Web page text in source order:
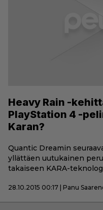
Heavy Rain -
PlayStation 4 -
Karan?
Quantic Dreamin
yllättäen uutukainen
takaiseen KARA-
28.10.2015 00:17 | Panu